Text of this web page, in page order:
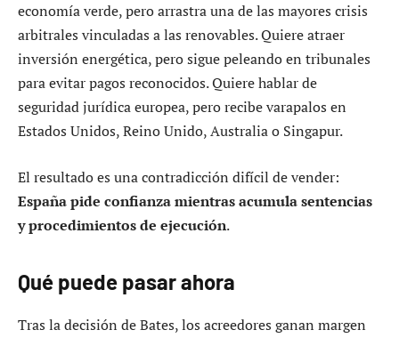
economía verde, pero arrastra una de las mayores crisis
arbitrales vinculadas a las renovables. Quiere atraer
inversión energética, pero sigue peleando en tribunales
para evitar pagos reconocidos. Quiere hablar de
seguridad jurídica europea, pero recibe varapalos en
Estados Unidos, Reino Unido, Australia o Singapur.
El resultado es una contradicción difícil de vender:
España pide confianza mientras acumula sentencias
y procedimientos de ejecución.
Qué puede pasar ahora
Tras la decisión de Bates, los acreedores ganan margen